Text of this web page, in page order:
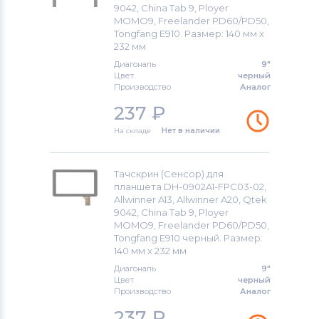
Тачскрины для планшетов
Тачскрины для планшетов
Тачскрины для планшетов
Тачскрины для планшетовNanotab
Тачскрины для планшетовSony
Тачскрины для планшетовOnda
Тачскрины для планшетов
Тачскрины для планшетов
9042, China Tab 9, Ployer
MOMO9, Freelander PD60/PD50,
Tongfang E910. Размер: 140 мм х
232 мм
Диагональ
9"
Цвет
черный
Производство
Аналог
237 ₽
На складе Нет в наличии
Тачскрин (Сенсор) для
планшета DH-0902A1-FPC03-02,
Allwinner A13, Allwinner A20, Qtek
9042, China Tab 9, Ployer
MOMO9, Freelander PD60/PD50,
Tongfang E910 черный. Размер:
140 мм х 232 мм
Диагональ
9"
Цвет
черный
Производство
Аналог